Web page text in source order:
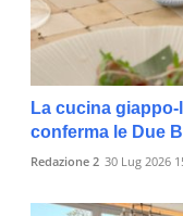
La cucina
conferma le Due
Redazione 2 30 Lug 2026